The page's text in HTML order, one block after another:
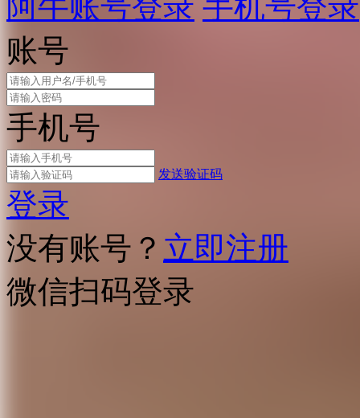
账号
手机号
发送验证码
登录
没有账号？ 立即注册
微信扫码登录